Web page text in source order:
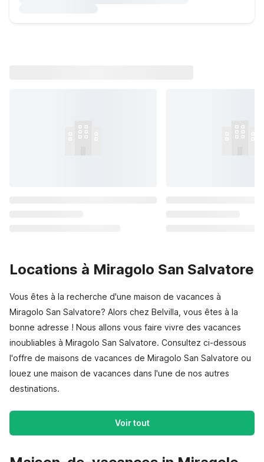
Locations à Miragolo San Salvatore
Vous êtes à la recherche d'une maison de vacances à
Miragolo San Salvatore? Alors chez Belvilla, vous êtes à la
bonne adresse ! Nous allons vous faire vivre des vacances
inoubliables à Miragolo San Salvatore. Consultez ci-dessous
l'offre de maisons de vacances de Miragolo San Salvatore ou
louez une maison de vacances dans l'une de nos autres
destinations.
Voir tout